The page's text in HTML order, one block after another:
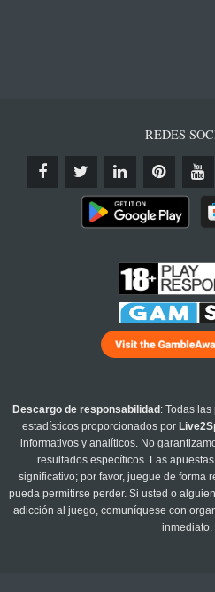
REDES
Descargo de responsabilidad : Todas
estadísticos proporcionados por
informativos y analíticos. No
resultados específicos. Las
significativo; por favor, juegue de forma
pueda permitirse perder. Si usted o
adicción al juego, comuníquese con
inmediato.